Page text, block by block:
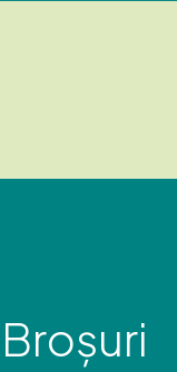
Broșuri